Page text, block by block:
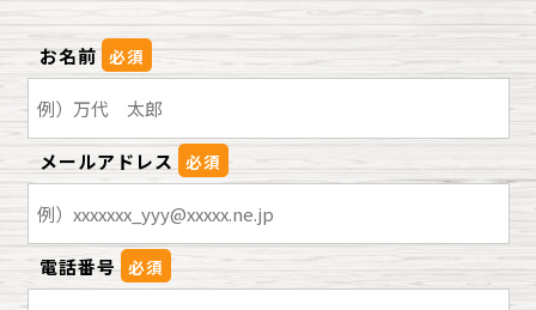
お名前 必須
メールアドレス 必須
電話番号 必須